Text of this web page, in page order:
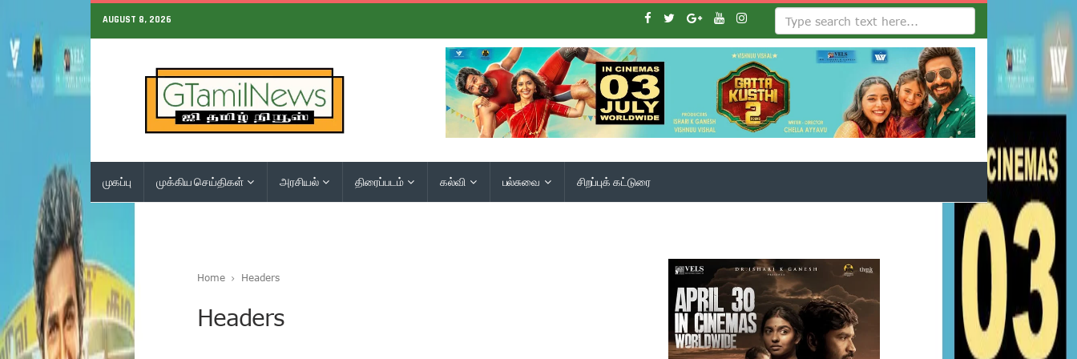
AUGUST 8, 2026
முகப்பு முக்கிய செய்திகள் அரசியல் திரைப்படம் கல்வி பல்சுவை சிறப்புக் கட்டுரை
Home Headers
Headers